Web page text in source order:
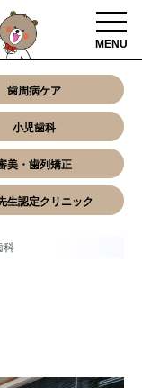
MENU
歯周病ケア
小児歯科
美・歯列矯正
生認定クリニック
科